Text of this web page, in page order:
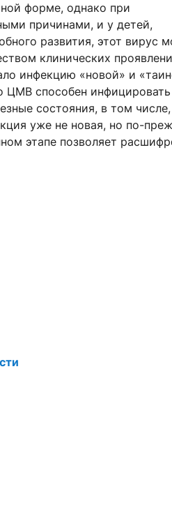
форме, однако при
причинами, и у детей,
развития, этот вирус
клинических
инфекцию «новой» и
ЦМВ способен инфицировать
состояния, в том
уже не новая, но по-
этапе позволяет